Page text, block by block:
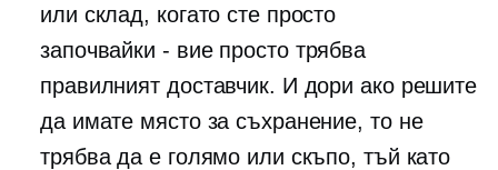
или склад, когато сте просто
започвайки - виепросто трябва
правилният доставчик. И дори ако решите
да имате място за съхранение, то не
трябва да е голямо или скъпо, тъй като